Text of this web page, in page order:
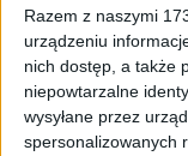
Razem z naszymi
urządzeniu
nich dostęp, a także
niepowtarzalne
wysyłane przez
spersonalizowanych
szukającymi
gigantycznych
łez. No cóż,
poświęcenia,